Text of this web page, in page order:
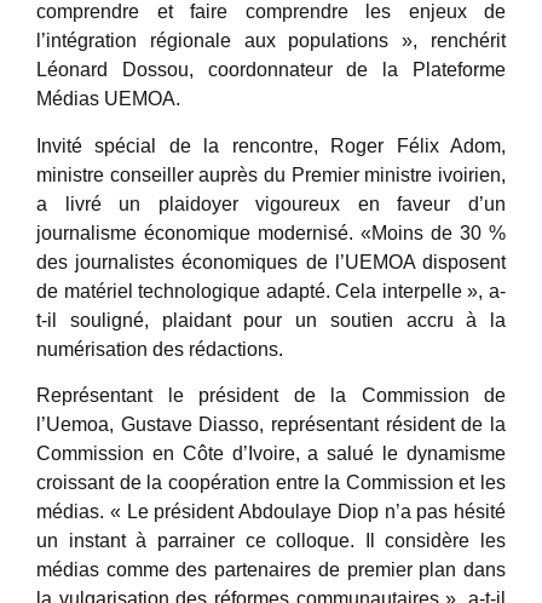
comprendre et faire comprendre les enjeux de
l’intégration régionale aux populations », renchérit
Léonard Dossou, coordonnateur de la Plateforme
Médias UEMOA.
Invité spécial de la rencontre, Roger Félix Adom,
ministre conseiller auprès du Premier ministre ivoirien,
a livré un plaidoyer vigoureux en faveur d’un
journalisme économique modernisé. «Moins de 30 %
des journalistes économiques de l’UEMOA disposent
de matériel technologique adapté. Cela interpelle », a-
t-il souligné, plaidant pour un soutien accru à la
numérisation des rédactions.
Représentant le président de la Commission de
l’Uemoa, Gustave Diasso, représentant résident de la
Commission en Côte d’Ivoire, a salué le dynamisme
croissant de la coopération entre la Commission et les
médias. « Le président Abdoulaye Diop n’a pas hésité
un instant à parrainer ce colloque. Il considère les
médias comme des partenaires de premier plan dans
la vulgarisation des réformes communautaires », a-t-il